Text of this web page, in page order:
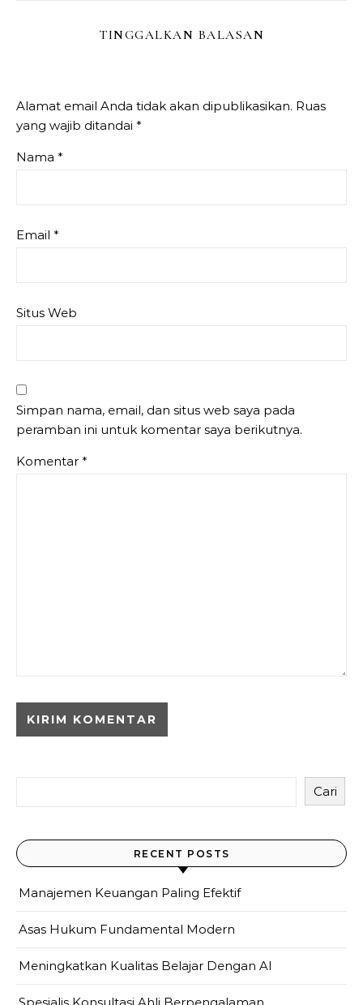
TINGGALKAN BALASAN
Alamat email Anda tidak akan dipublikasikan. Ruas
yang wajib ditandai *
Nama *
Email *
Situs Web
Simpan nama, email, dan situs web saya pada
peramban ini untuk komentar saya berikutnya.
Komentar *
Cari
RECENT POSTS
Manajemen Keuangan Paling Efektif
Asas Hukum Fundamental Modern
Meningkatkan Kualitas Belajar Dengan AI